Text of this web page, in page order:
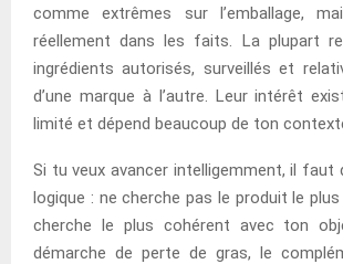
comme extrêmes sur l’emballage,
réellement dans les faits. La plupart
ingrédients autorisés, surveillés et
d’une marque à l’autre. Leur intérêt
limité et dépend beaucoup de ton
Si tu veux avancer intelligemment, il faut
logique : ne cherche pas le produit le
cherche le plus cohérent avec ton
démarche de perte de gras, le